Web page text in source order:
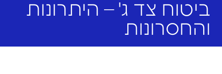
ביטוח צד ג' – היתרונות
והחסרונות